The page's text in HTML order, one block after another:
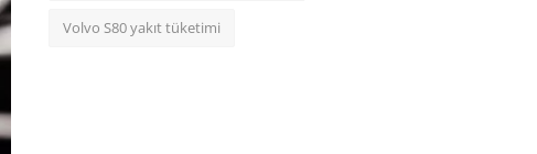
Volvo S80 yakıt tüketimi